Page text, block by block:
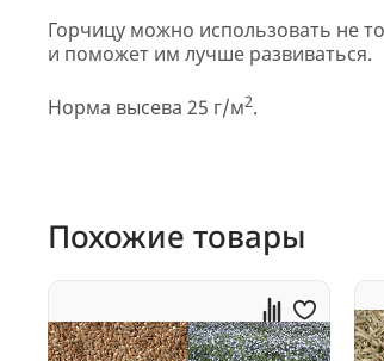
Горчицу можно использовать не
и поможет им лучше развиваться.
Норма высева 25 г/м2.
Похожие товары